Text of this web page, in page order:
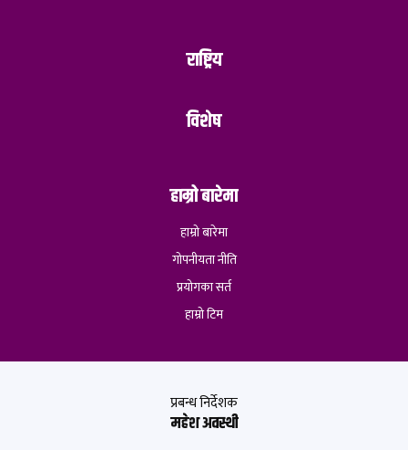
राष्ट्रिय
विशेष
हाम्रो बारेमा
हाम्रो बारेमा
गोपनीयता नीति
प्रयोगका सर्त
हाम्रो टिम
प्रबन्ध निर्देशक
महेश अवस्थी